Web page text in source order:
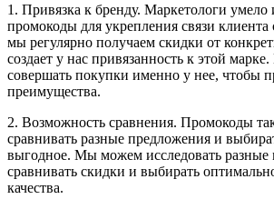
1. Привязка к бренду. Маркетологи умело
промокоды для укрепления связи клиента
мы регулярно получаем скидки от
создает у нас привязанность к этой
совершать покупки именно у нее, чтобы
преимущества.
2. Возможность сравнения. Промокоды
сравнивать разные предложения и
выгодное. Мы можем исследовать разные
сравнивать скидки и выбирать
качества.